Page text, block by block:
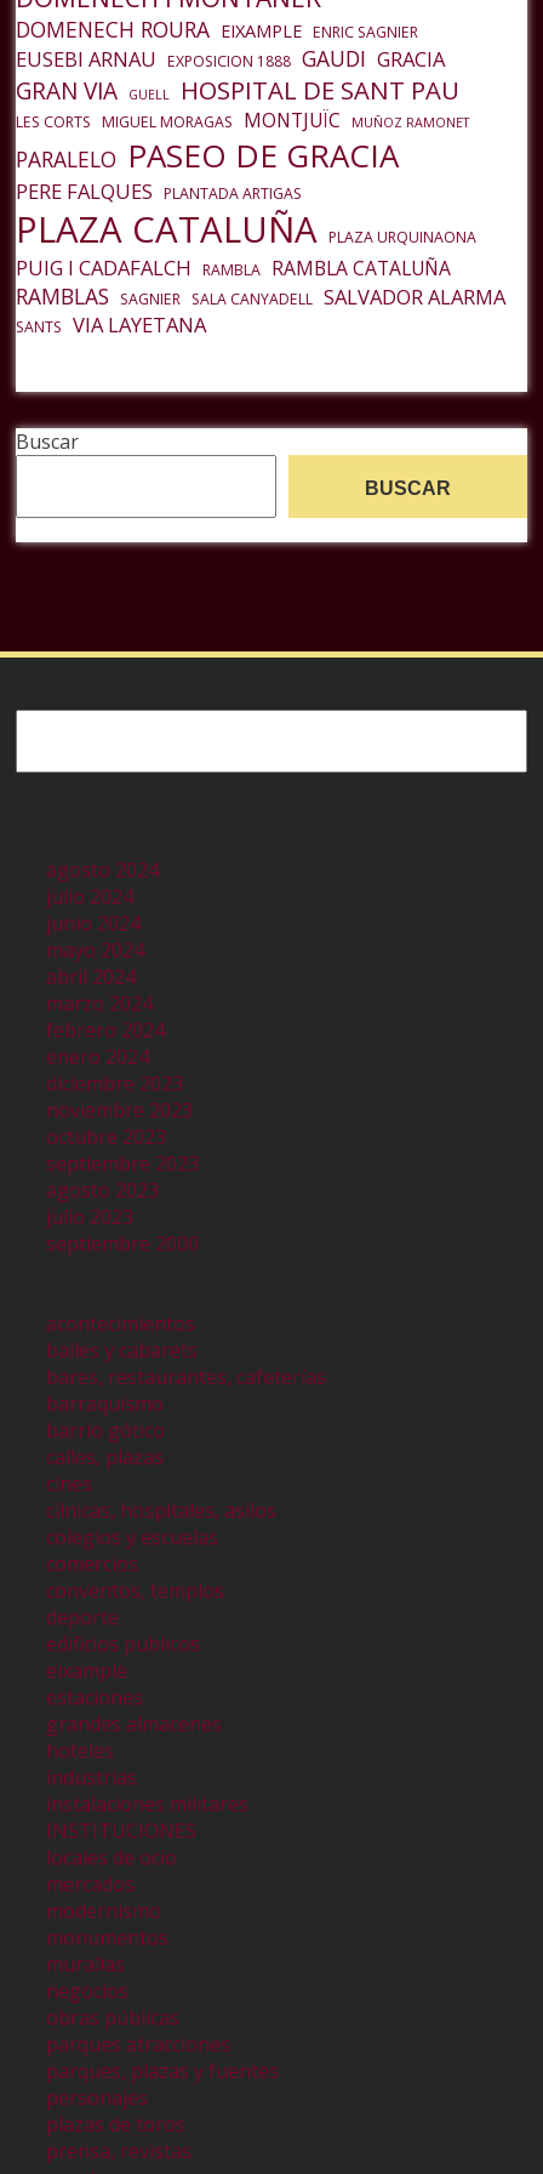
DOMENECH ROURA EIXAMPLE ENRIC SAGNIER
EUSEBI ARNAU EXPOSICION 1888 GAUDI GRACIA
GRAN VIA GUELL HOSPITAL DE SANT PAU
LES CORTS MIGUEL MORAGAS MONTJUÏC MUÑOZ RAMONET
PARALELO PASEO DE GRACIA
PERE FALQUES PLANTADA ARTIGAS
PLAZA CATALUÑA PLAZA URQUINAONA
PUIG I CADAFALCH RAMBLA RAMBLA CATALUÑA
RAMBLAS SAGNIER SALA CANYADELL SALVADOR ALARMA
SANTS VIA LAYETANA
Buscar
BUSCAR
agosto 2024
julio 2024
junio 2024
mayo 2024
abril 2024
marzo 2024
febrero 2024
enero 2024
diciembre 2023
noviembre 2023
octubre 2023
septiembre 2023
agosto 2023
julio 2023
septiembre 2000
acontecimientos
bailes y cabarets
bares, restaurantes, cafeterías
barraquismo
barrio gótico
calles, plazas
cines
clinicas, hospitales, asilos
colegios y escuelas
comercios
conventos, templos
deporte
edificios publicos
eixample
estaciones
grandes almacenes
hoteles
industrias
instalaciones militares
INSTITUCIONES
locales de ocio
mercados
modernismo
monumentos
murallas
negocios
obras públicas
parques atracciones
parques, plazas y fuentes
personajes
plazas de toros
prensa, revistas